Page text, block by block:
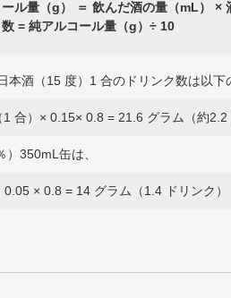
ル量（g） ＝ 飲んだ酒の量（mL） ×
数 = 純アルコール量（g）÷ 10
本酒（15 度）1 合のドリンク数は以下
合）× 0.15× 0.8 = 21.6 グラム（約2.2
）350mL缶は、
× 0.8 = 14 グラム（1.4 ドリンク）